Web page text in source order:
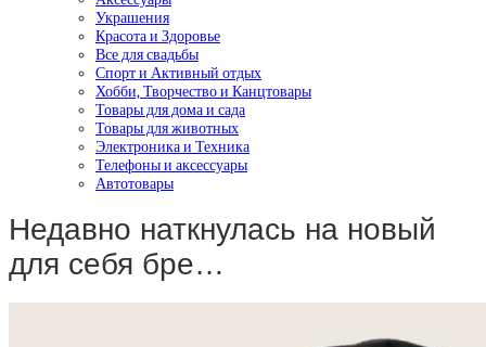
Украшения
Красота и Здоровье
Все для свадьбы
Спорт и Активный отдых
Хобби, Творчество и Канцтовары
Товары для дома и сада
Товары для животных
Электроника и Техника
Телефоны и аксессуары
Автотовары
Недавно наткнулась на новый
для себя бре…